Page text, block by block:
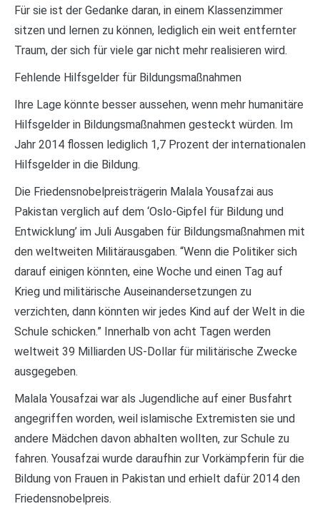
Für sie ist der Gedanke daran, in einem Klassenzimmer
sitzen und lernen zu können, lediglich ein weit entfernter
Traum, der sich für viele gar nicht mehr realisieren wird.
Fehlende Hilfsgelder für Bildungsmaßnahmen
Ihre Lage könnte besser aussehen, wenn mehr humanitäre
Hilfsgelder in Bildungsmaßnahmen gesteckt würden. Im
Jahr 2014 flossen lediglich 1,7 Prozent der internationalen
Hilfsgelder in die Bildung.
Die Friedensnobelpreisträgerin Malala Yousafzai aus
Pakistan verglich auf dem ‘Oslo-Gipfel für Bildung und
Entwicklung’ im Juli Ausgaben für Bildungsmaßnahmen mit
den weltweiten Militärausgaben. “Wenn die Politiker sich
darauf einigen könnten, eine Woche und einen Tag auf
Krieg und militärische Auseinandersetzungen zu
verzichten, dann könnten wir jedes Kind auf der Welt in die
Schule schicken.” Innerhalb von acht Tagen werden
weltweit 39 Milliarden US-Dollar für militärische Zwecke
ausgegeben.
Malala Yousafzai war als Jugendliche auf einer Busfahrt
angegriffen worden, weil islamische Extremisten sie und
andere Mädchen davon abhalten wollten, zur Schule zu
fahren. Yousafzai wurde daraufhin zur Vorkämpferin für die
Bildung von Frauen in Pakistan und erhielt dafür 2014 den
Friedensnobelpreis.